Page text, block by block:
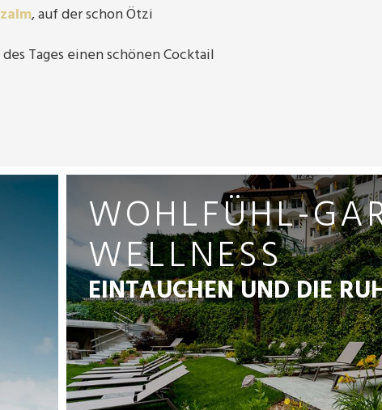
, auf der schon Ötzi
Tages einen schönen Cocktail
WOHLFÜHL-
WELLNESS
EINTAUCHEN UND DIE